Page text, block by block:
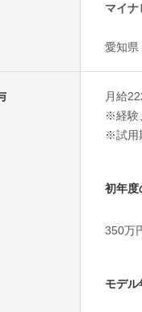
マイ
愛知県
月給
※経験
※試用
初年度
350万
モデル